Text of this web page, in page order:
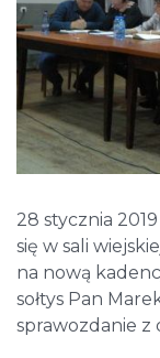
28 stycznia
się w sali
na nową
sołtys Pan
sprawozdanie z